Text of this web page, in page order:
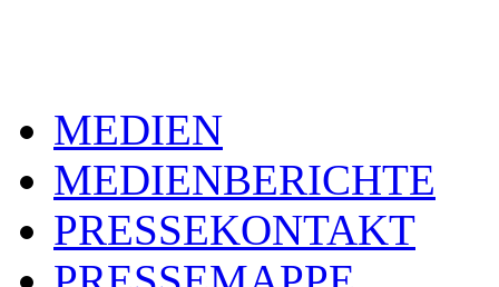
MEDIEN
MEDIENBERICHTE
PRESSEKONTAKT